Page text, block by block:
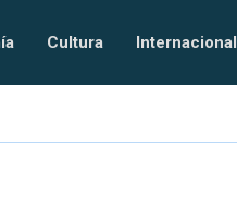
Cultura Internacional